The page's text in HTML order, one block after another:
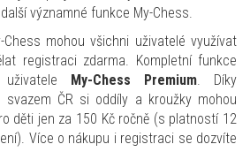
významné funkce My-Chess.
mohou všichni uživatelé využívat
registraci zdarma. Kompletní funkce
My-Chess Premium. Díky
svazem ČR si oddíly a kroužky mohou
děti jen za 150 Kč ročně (s platností 12
Více o nákupu i registraci se dozvíte